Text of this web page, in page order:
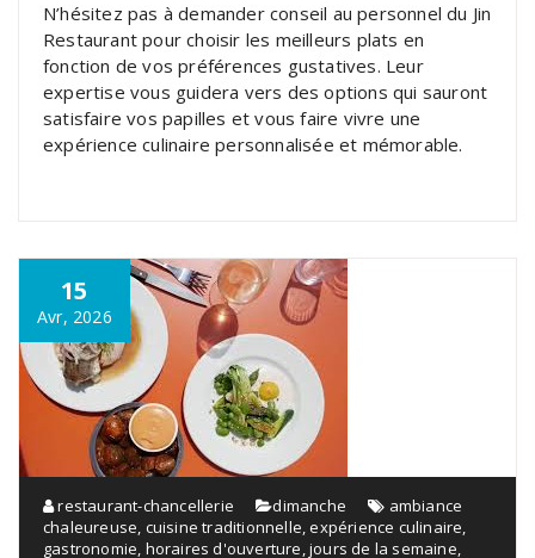
N’hésitez pas à demander conseil au personnel du Jin
Restaurant pour choisir les meilleurs plats en
fonction de vos préférences gustatives. Leur
expertise vous guidera vers des options qui sauront
satisfaire vos papilles et vous faire vivre une
expérience culinaire personnalisée et mémorable.
15
Avr, 2026
restaurant-chancellerie dimanche
ambiance
chaleureuse, cuisine traditionnelle,expérience culinaire,
gastronomie, horaires d'ouverture,jours de la semaine,